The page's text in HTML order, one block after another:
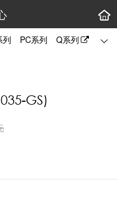
列 PC系列 Q系列 陈
GS)